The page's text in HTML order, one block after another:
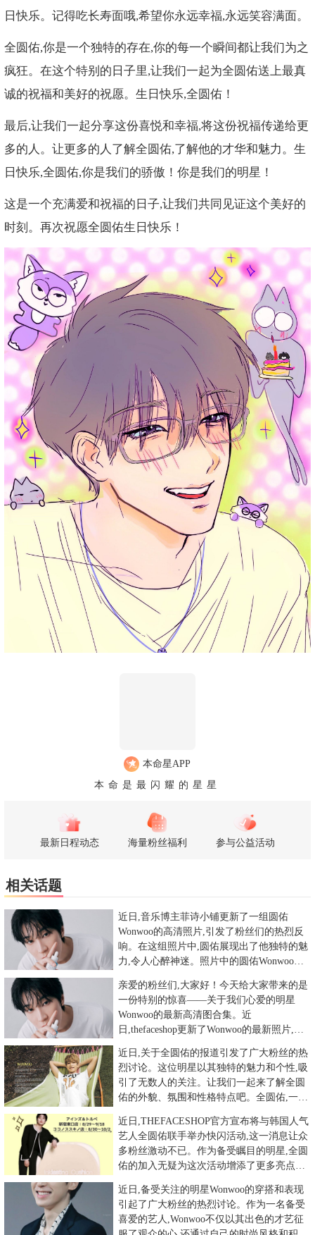
日快乐。记得吃长寿面哦,希望你永远幸福,永远笑容满面。
全圆佑,你是一个独特的存在,你的每一个瞬间都让我们为之
疯狂。在这个特别的日子里,让我们一起为全圆佑送上最真
诚的祝福和美好的祝愿。生日快乐,全圆佑！
最后,让我们一起分享这份喜悦和幸福,将这份祝福传递给更
多的人。让更多的人了解全圆佑,了解他的才华和魅力。生
日快乐,全圆佑,你是我们的骄傲！你是我们的明星！
这是一个充满爱和祝福的日子,让我们共同见证这个美好的
时刻。再次祝愿全圆佑生日快乐！
本命星APP
本命是最闪耀的星星
最新日程动态 海量粉丝福利 参与公益活动
相关话题
近日,音乐博主菲诗小铺更新了一组圆佑
Wonwoo的高清照片,引发了粉丝们的热烈反
响。在这组照片中,圆佑展现出了他独特的魅
力,令人心醉神迷。照片中的圆佑Wonwoo帅
亲爱的粉丝们,大家好！今天给大家带来的是
一份特别的惊喜——关于我们心爱的明星
Wonwoo的最新高清图合集。近
日,thefaceshop更新了Wonwoo的最新照片,为
近日,关于全圆佑的报道引发了广大粉丝的热
烈讨论。这位明星以其独特的魅力和个性,吸
引了无数人的关注。让我们一起来了解全圆
佑的外貌、氛围和性格特点吧。全圆佑,一个
近日,THEFACESHOP官方宣布将与韩国人气
艺人全圆佑联手举办快闪活动,这一消息让众
多粉丝激动不已。作为备受瞩目的明星,全圆
佑的加入无疑为这次活动增添了更多亮点。
近日,备受关注的明星Wonwoo的穿搭和表现
引起了广大粉丝的热烈讨论。作为一名备受
喜爱的艺人,Wonwoo不仅以其出色的才艺征